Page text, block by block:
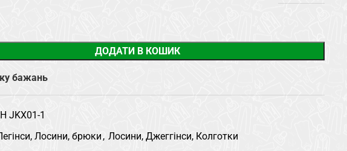
ДОДАТИ В КОШИК
бажань
JKX01-1
Лосини, брюки , Лосини, Джеггінси, Колготки